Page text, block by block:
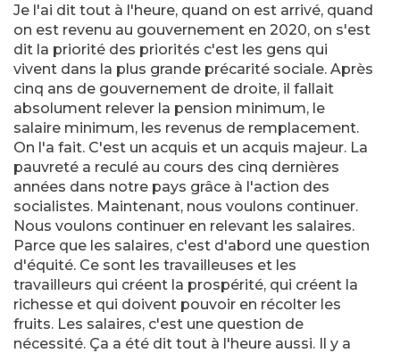
Je l'ai dit tout à l'heure, quand on est arrivé, quand
on est revenu au gouvernement en 2020, on s'est
dit la priorité des priorités c'est les gens qui
vivent dans la plus grande précarité sociale. Après
cinq ans de gouvernement de droite, il fallait
absolument relever la pension minimum, le
salaire minimum, les revenus de remplacement.
On l'a fait. C'est un acquis et un acquis majeur. La
pauvreté a reculé au cours des cinq dernières
années dans notre pays grâce à l'action des
socialistes. Maintenant, nous voulons continuer.
Nous voulons continuer en relevant les salaires.
Parce que les salaires, c'est d'abord une question
d'équité. Ce sont les travailleuses et les
travailleurs qui créent la prospérité, qui créent la
richesse et qui doivent pouvoir en récolter les
fruits. Les salaires, c'est une question de
nécessité. Ça a été dit tout à l'heure aussi. Il y a